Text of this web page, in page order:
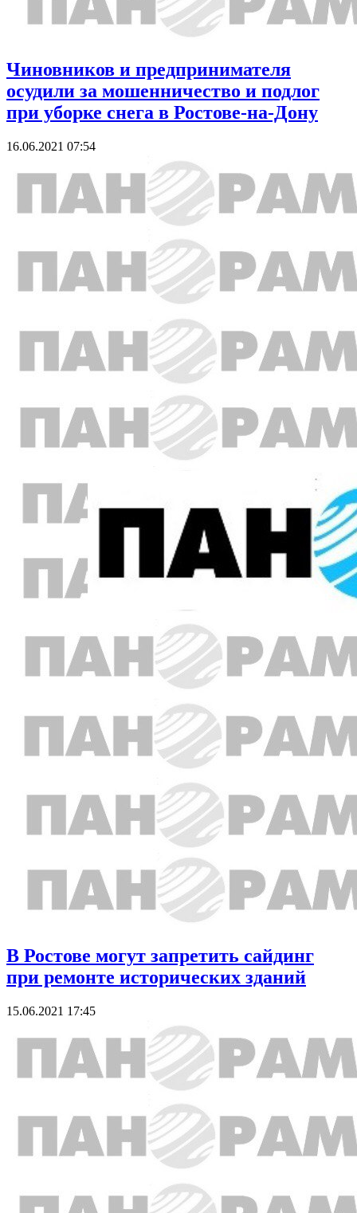
Чиновников и предпринимателя
осудили за мошенничество и подлог
при уборке снега в Ростове-на-Дону
16.06.2021 07:54
В Ростове могут запретить сайдинг
при ремонте исторических зданий
15.06.2021 17:45